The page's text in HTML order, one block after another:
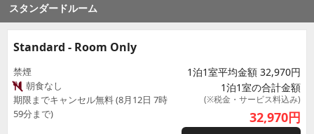
スタンダードルーム
Standard - Room Only
禁煙
朝食なし
期限までキャンセル無料 (8月12日 7時
59分まで)
1泊1室平均金額 32,970円
1泊1室の合計金額
(※税金・サービス料込み)
32,970円